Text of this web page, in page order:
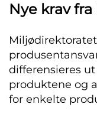
Nye krav
differensieres
produktene og
for enkelte